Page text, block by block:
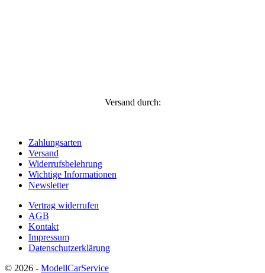
Versand durch:
Zahlungsarten
Versand
Widerrufsbelehrung
Wichtige Informationen
Newsletter
Vertrag widerrufen
AGB
Kontakt
Impressum
Datenschutzerklärung
© 2026 - ModellCarService